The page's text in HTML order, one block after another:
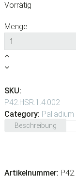
Vorrätig
Menge
SKU:
P42.HSR.1.4.002
Category: Palladium
Beschreibung
Artikelnummer: